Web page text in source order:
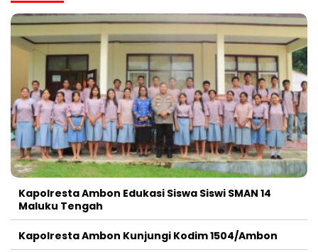
Kapolresta Ambon Edukasi Siswa Siswi SMAN 14
Maluku Tengah
Kapolresta Ambon Kunjungi Kodim 1504/Ambon